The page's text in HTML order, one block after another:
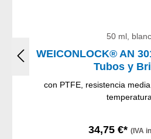
50 ml,
WEICONLOCK® AN
Tubos y
con PTFE, resistencia
34,75 €* (IVA